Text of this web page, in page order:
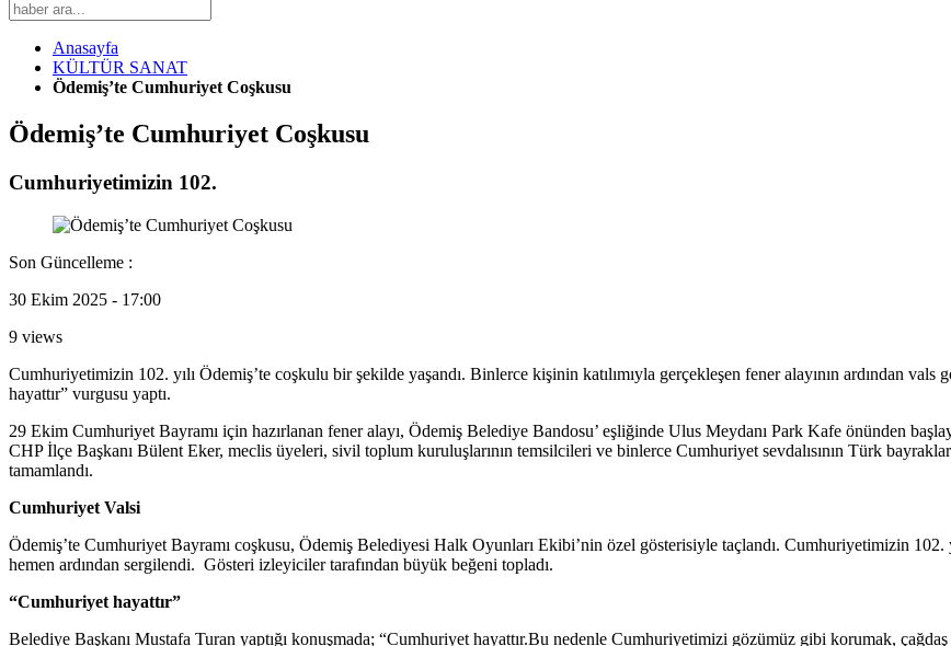
Anasayfa
KÜLTÜR SANAT
Ödemiş’te Cumhuriyet Coşkusu
Ödemiş’te Cumhuriyet Coşkusu
Cumhuriyetimizin 102.
Son Güncelleme :
30 Ekim 2025 - 17:00
9 views
Cumhuriyetimizin 102. yılı Ödemiş’te coşkulu bir şekilde yaşandı. Binlerce kişinin katılımıyla gerçekleşen fener alayının ardından
hayattır” vurgusu yaptı.
29 Ekim Cumhuriyet Bayramı için hazırlanan fener alayı, Ödemiş Belediye Bandosu’ eşliğinde Ulus Meydanı Park Kafe önünden
CHP İlçe Başkanı Bülent Eker, meclis üyeleri, sivil toplum kuruluşlarının temsilcileri ve binlerce Cumhuriyet sevdalısının Türk
tamamlandı.
Cumhuriyet Valsi
Ödemiş’te Cumhuriyet Bayramı coşkusu, Ödemiş Belediyesi Halk Oyunları Ekibi’nin özel gösterisiyle taçlandı. Cumhuriyetimizin 102.
hemen ardından sergilendi. Gösteri izleyiciler tarafından büyük beğeni topladı.
“Cumhuriyet hayattır”
Belediye Başkanı Mustafa Turan yaptığı konuşmada; “Cumhuriyet hayattır.Bu nedenle Cumhuriyetimizi gözümüz gibi korumak,